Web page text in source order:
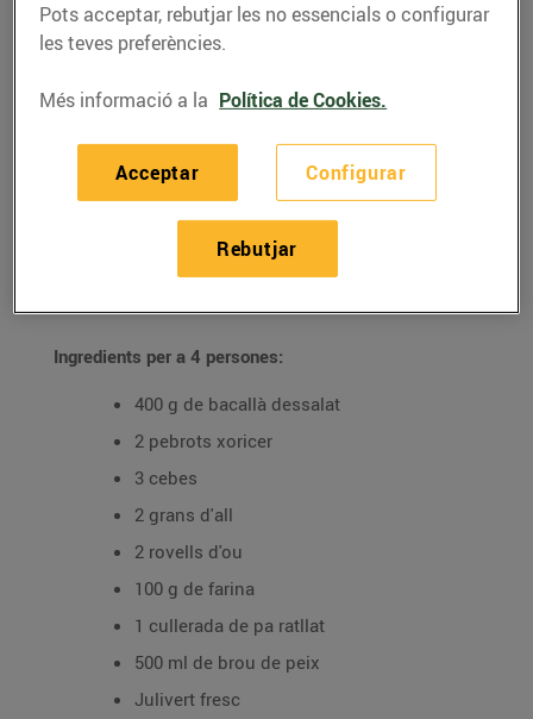
RECEPTES
Mandonguilles de
bacallà amb salsa
09/d’agost/2022
Ingredients per a 4 persones:
400 g de bacallà dessalat
2 pebrots xoricer
3 cebes
2 grans d'all
2 rovells d'ou
100 g de farina
1 cullerada de pa ratllat
500 ml de brou de peix
Julivert fresc
Pots acceptar, rebutjar les no essencials o configurar
les teves preferències.
Més informació a la Política de Cookies.
Configurar
Rebutjar
Acceptar